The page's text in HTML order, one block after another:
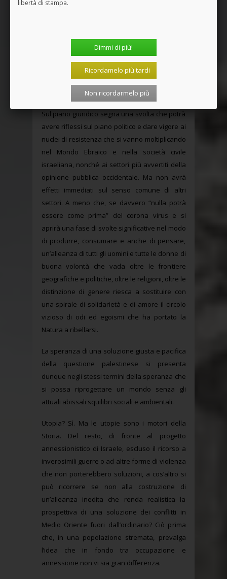
antisemitismo, bisogna considerare un altro
profondo senso di colpa, per le millenarie
persecuzioni inflitte agli ebrei e l’ostracismo
esercitato verso l’ebraismo.
Nel contesto prima descritto quale peso potrà
avere la sentenza dell’11 Giugno della CEDU?
Sul piano giuridico segna una svolta che potrà
avere riflessi sul piano politico e dare vigore ai
nuclei di resistenza che si vanno moltiplicando
nel Mondo Ebraico e nella società civile
israeliana, nonché ai settori più avvertiti della
opinione pubblica occidentale. Ma non avrà
effetti immediati sul senso comune di altri
settori. A meno che, se davvero “nulla potrà
essere come prima” del corona virus e si
aprirà una fase di svolte significative nel modo
di produrre, consumare e anche di pensare,
un’alleanza di tutti gli uomini e tutte le donne di
buona volontà che vada oltre le frontiere
geografiche e politiche, oltre le religioni, oltre le
distinzione di genere riesca a sostituire con
una spirale di solidarietà e di amore il circolo
vizioso di odi ed egoismi che ha portato la
Natura a ribellarsi.
La speranza di una soluzione giusta e pacifica
della questione palestinese si presenta
dunque negli stessi termini della speranza che
si possa riprogettare un mondo senza gli
attuali abissali squilibri sociali e ambientali.
Utopia? Sì. Ma le utopie sono i motori della
Storia. Del resto, di fronte al progetto
annessionistico di Israele, escluso il ricorso a
inverosimili guerre o ad altre forme di violenza
che non porterebbero soluzioni, a cos’altro si
può ricorrere se non alla costruzione di
un’alleanza inedita che renda realistica la
prospettiva di una soluzione dei conflitti in
Medio Oriente fuori dall’ordinario? Ciò prima
che, in una popolazione stremata, prevalga
l’idea che in fondo tra occupazione e
annessione non vi sia gran differenza.
libertà di stampa.
Dimmi di più!
Ricordamelo più tardi
Non ricordarmelo più